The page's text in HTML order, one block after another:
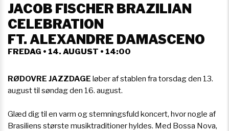
JACOB FISCHER BRAZILIAN
CELEBRATION
FT. ALEXANDRE DAMASCENO
FREDAG • 14. AUGUST • 14:00
RØDOVRE JAZZDAGE løber af stablen fra torsdag den 13.
august til søndag den 16. august.
Glæd dig til en varm og stemningsfuld koncert, hvor nogle af
Brasiliens største musiktraditioner hyldes. Med Bossa Nova,